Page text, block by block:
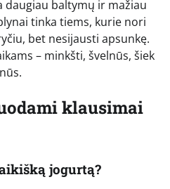
daugiau baltymų ir mažiau
tinka tiems, kurie nori
bet nesijausti apsunkę.
– minkšti, švelnūs, šiek
klausimai
jogurtą?